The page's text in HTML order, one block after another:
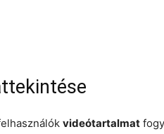
videótartalmat